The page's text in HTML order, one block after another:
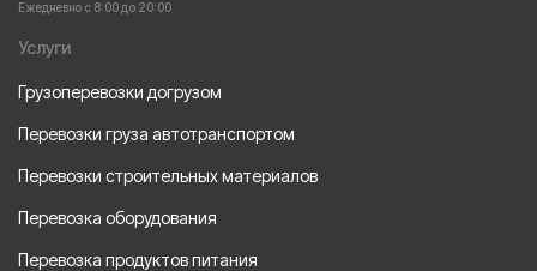
Ежедневно с 8:00 до 20:00
Услуги
Грузоперевозки догрузом
Перевозки груза автотранспортом
Перевозки строительных материалов
Перевозка оборудования
Перевозка продуктов питания